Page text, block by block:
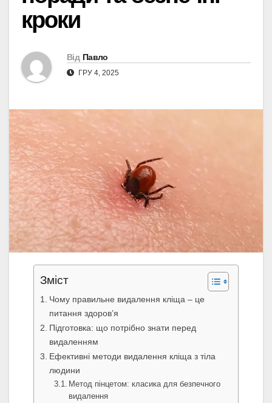
кроки
Від Павло
ГРУ 4, 2025
Зміст
Чому правильне видалення кліща – це
питання здоров’я
Підготовка: що потрібно знати перед
видаленням
Ефективні методи видалення кліща з тіла
людини
Метод пінцетом: класика для безпечного
видалення